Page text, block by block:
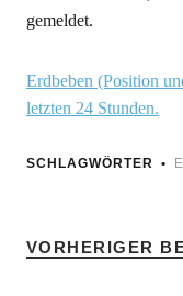
gemeldet.
Erdbeben (Position
letzten 24 Stunden.
SCHLAGWÖRTER
VORHERIGER